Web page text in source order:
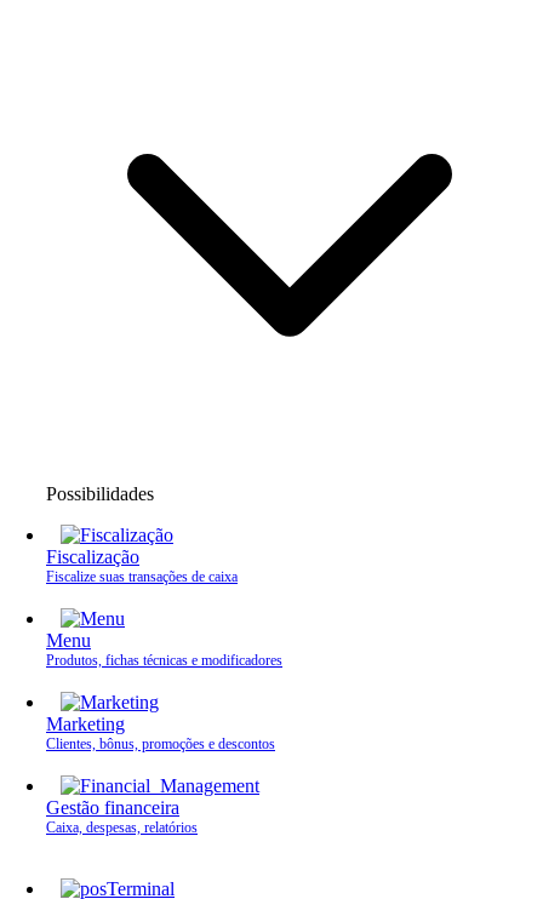
Possibilidades
Fiscalização
Fiscalize suas transações de caixa
Menu
Produtos, fichas técnicas e modificadores
Marketing
Clientes, bônus, promoções e descontos
Gestão financeira
Caixa, despesas, relatórios